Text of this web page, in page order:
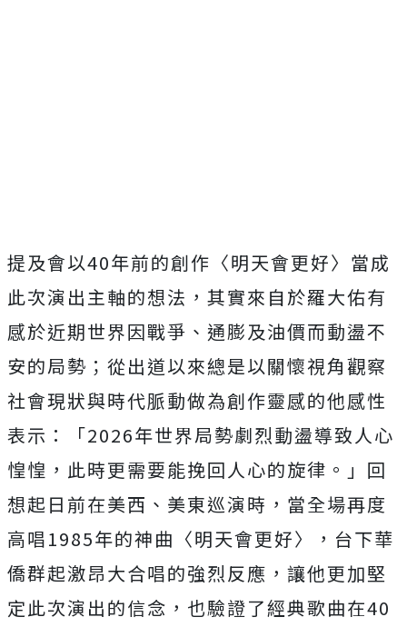
提及會以40年前的創作〈明天會更好〉當成
此次演出主軸的想法，其實來自於羅大佑有
感於近期世界因戰爭、通膨及油價而動盪不
安的局勢；從出道以來總是以關懷視角觀察
社會現狀與時代脈動做為創作靈感的他感性
表示：「2026年世界局勢劇烈動盪導致人心
惶惶，此時更需要能挽回人心的旋律。」回
想起日前在美西、美東巡演時，當全場再度
高唱1985年的神曲〈明天會更好〉，台下華
僑群起激昂大合唱的強烈反應，讓他更加堅
定此次演出的信念，也驗證了經典歌曲在40